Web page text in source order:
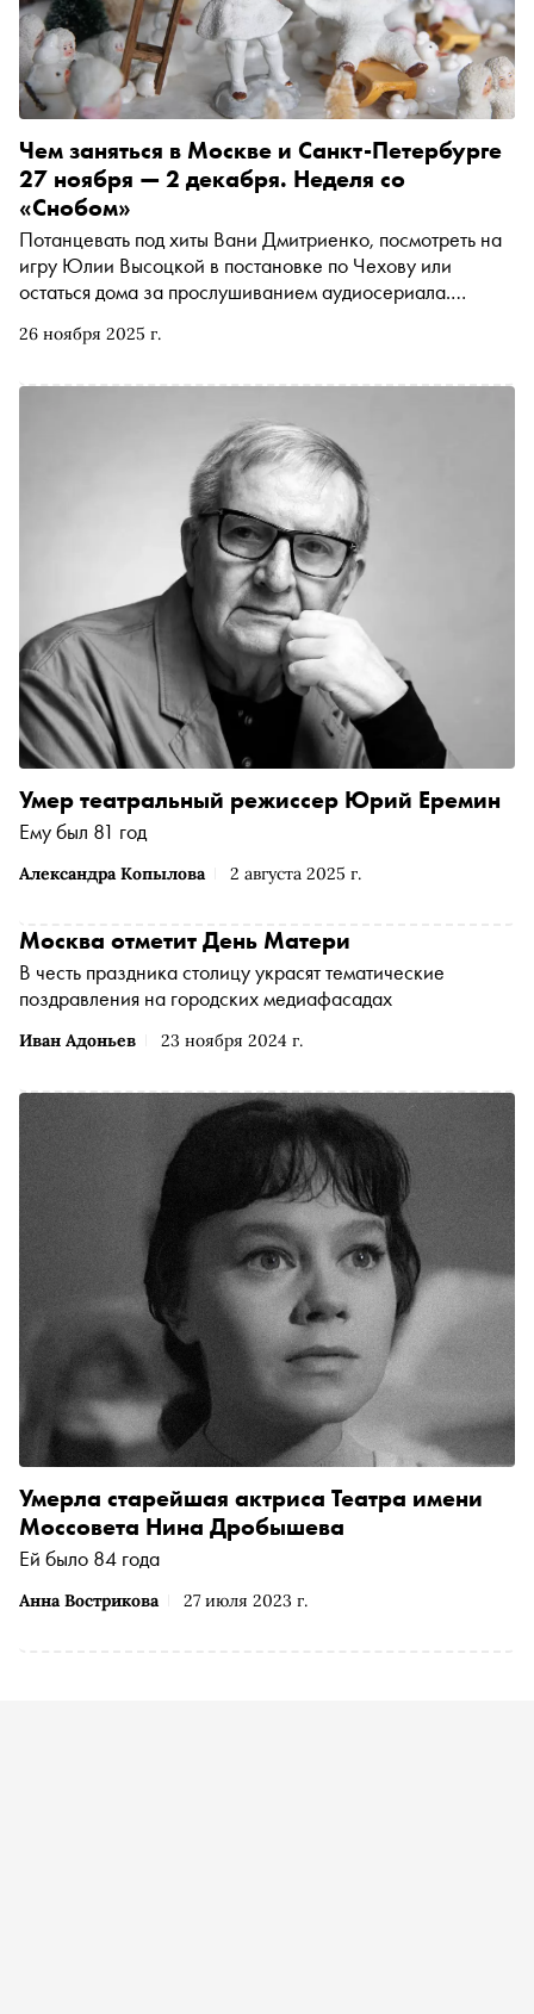
26 ноября 2025 г.
Чем заняться в Москве и Санкт-Петербурге
27 ноября — 2 декабря. Неделя со
«Снобом»
Потанцевать под хиты Вани Дмитриенко, посмотреть на
игру Юлии Высоцкой в постановке по Чехову или
остаться дома за прослушиванием аудиосериала.
ближайшей неделе
Александра Копылова 2 августа 2025 г.
Умер театральный режиссер Юрий Еремин
Ему был 81 год
Иван Адоньев 23 ноября 2024 г.
Москва отметит День Матери
В честь праздника столицу украсят тематические
поздравления на городских медиафасадах
Анна Вострикова 27 июля 2023 г.
Умерла старейшая актриса Театра имени
Моссовета Нина Дробышева
Ей было 84 года